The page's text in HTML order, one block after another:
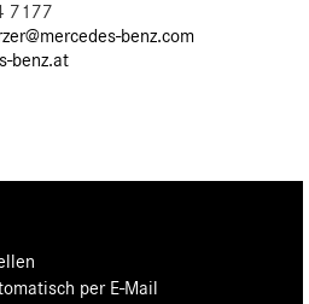
7177
benz.com
benz.at
per E-Mail